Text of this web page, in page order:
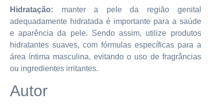
Hidratação: manter a pele da região genital
adequadamente hidratada é importante para a saúde
e aparência da pele. Sendo assim, utilize produtos
hidratantes suaves, com fórmulas específicas para a
área íntima masculina, evitando o uso de fragrâncias
ou ingredientes irritantes.
Autor